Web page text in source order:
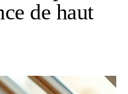
de haut